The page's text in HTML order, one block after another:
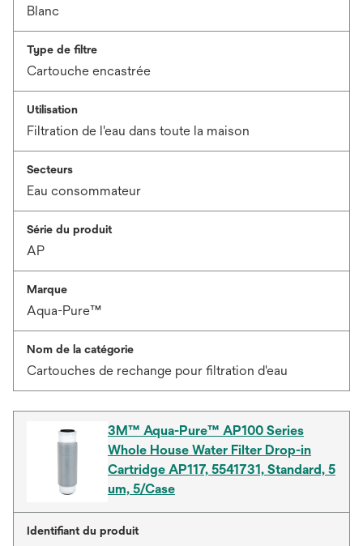
Blanc
Type de filtre
Cartouche encastrée
Utilisation
Filtration de l'eau dans toute la maison
Secteurs
Eau consommateur
Série du produit
AP
Marque
Aqua-Pure™
Nom de la catégorie
Cartouches de rechange pour filtration d'eau
3M™ Aqua-Pure™ AP100 Series
Whole House Water Filter Drop-in
Cartridge AP117, 5541731, Standard, 5
um, 5/Case
Identifiant du produit